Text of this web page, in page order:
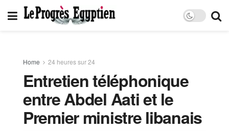
Home 24 heures sur 24
Entretien téléphonique
entre Abdel Aati et le
Premier ministre libanais